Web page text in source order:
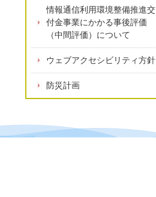
情報通信利用環境整備推進交
付金事業にかかる事後評価
（中間評価）について
ウェブアクセシビリティ方針
防災計画